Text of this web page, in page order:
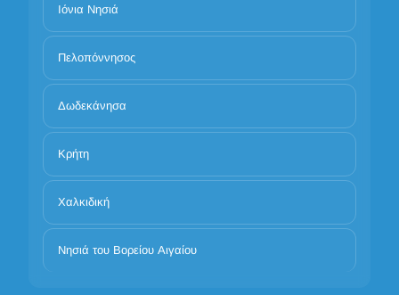
Ιόνια Νησιά
Πελοπόννησος
Δωδεκάνησα
Κρήτη
Χαλκιδική
Νησιά του Βορείου Αιγαίου